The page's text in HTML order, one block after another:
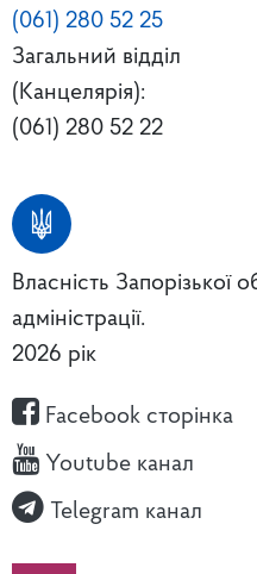
(061) 280 52 25
Загальний відділ
(Канцелярія):
(061) 280 52 22
Власність Запорізької
адміністрації.
2026 рік
Facebook сторінка
Youtube канал
Telegram канал